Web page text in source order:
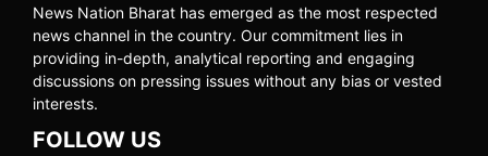
News Nation Bharat has emerged as the most respected
news channel in the country. Our commitment lies in
providing in-depth, analytical reporting and engaging
discussions on pressing issues without any bias or vested
interests.
FOLLOW US